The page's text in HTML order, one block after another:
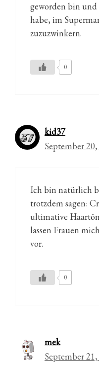
geworden bin
habe, im
zuzuzwinkern.
0
kid37
September
Ich bin natürlich
trotzdem sagen:
ultimative
lassen Frauen
vor.
0
mek
September